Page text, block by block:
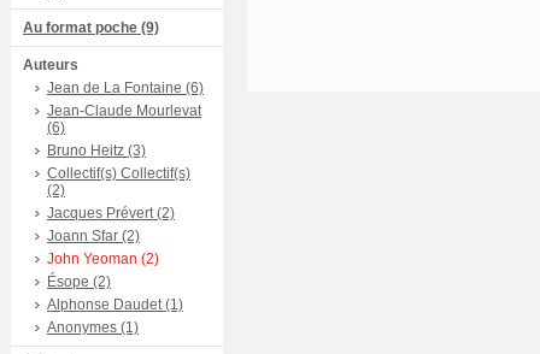
Au format poche (9)
Auteurs
Jean de La Fontaine (6)
Jean-Claude Mourlevat
(6)
Bruno Heitz (3)
Collectif(s) Collectif(s)
(2)
Jacques Prévert (2)
Joann Sfar (2)
John Yeoman (2)
Ésope (2)
Alphonse Daudet (1)
Anonymes (1)